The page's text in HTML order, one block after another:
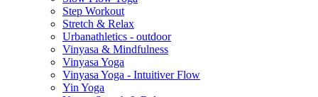
Step Workout
Stretch & Relax
Urbanathletics - outdoor
Vinyasa & Mindfulness
Vinyasa Yoga
Vinyasa Yoga - Intuitiver Flow
Yin Yoga